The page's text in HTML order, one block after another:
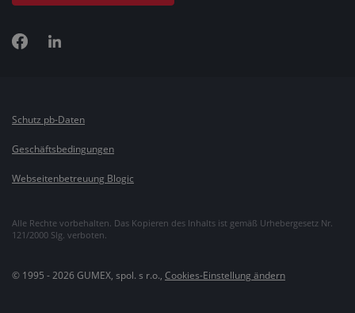
Alle Rechte vorbehalten. Das Kopieren des Inhalts ist gemäß Urhebergesetz Nr.
121/2000 Slg. verboten.
Schutz pb-Daten
Geschäftsbedingungen
Webseitenbetreuung Blogic
© 1995 - 2026 GUMEX, spol. s r.o., Cookies-Einstellung ändern